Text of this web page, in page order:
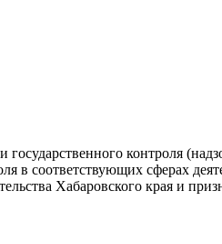
контроля
в соответствующих сферах
Хабаровского края и